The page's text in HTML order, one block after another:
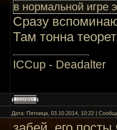
в нормальной игре
Сразу
Там тонна
ICCup - Deadalter
Дата: Пятница, 03.10.2014, 10:22 |